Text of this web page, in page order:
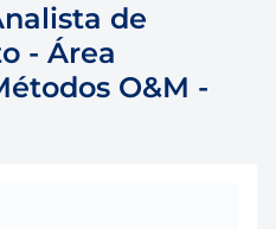
de
- Área
O&M -